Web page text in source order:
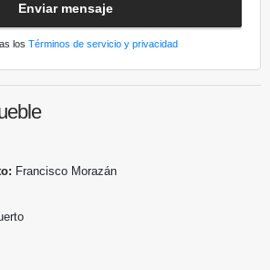
Enviar mensaje
los Términos de servicio y privacidad
Francisco Morazán